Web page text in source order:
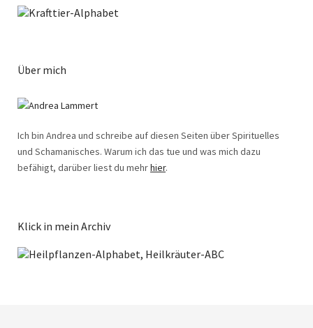
Über mich
Ich bin Andrea und schreibe auf diesen Seiten über Spirituelles
und Schamanisches. Warum ich das tue und was mich dazu
befähigt, darüber liest du mehrhier.
Klick in mein Archiv